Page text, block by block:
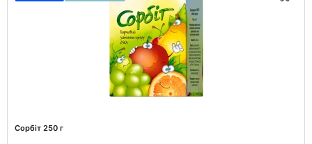
Сорбіт 250 г